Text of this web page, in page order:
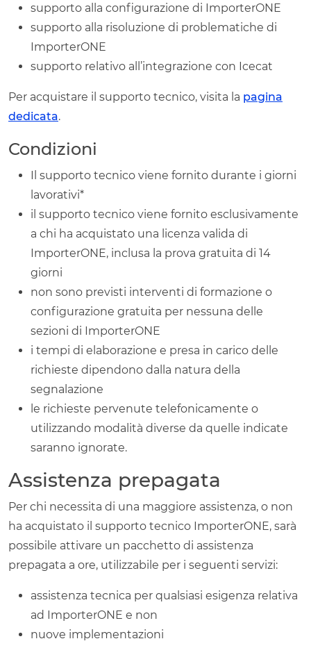
supporto alla configurazione di ImporterONE
supporto alla risoluzione di problematiche di
ImporterONE
supporto relativo all’integrazione con Icecat
Per acquistare il supporto tecnico, visita la pagina
dedicata.
Condizioni
Il supporto tecnico viene fornito durante i giorni
lavorativi*
il supporto tecnico viene fornito esclusivamente
a chi ha acquistato una licenza valida di
ImporterONE, inclusa la prova gratuita di 14
giorni
non sono previsti interventi di formazione o
configurazione gratuita per nessuna delle
sezioni di ImporterONE
i tempi di elaborazione e presa in carico delle
richieste dipendono dalla natura della
segnalazione
le richieste pervenute telefonicamente o
utilizzando modalità diverse da quelle indicate
saranno ignorate.
Assistenza prepagata
Per chi necessita di una maggiore assistenza, o non
ha acquistato il supporto tecnico ImporterONE, sarà
possibile attivare un pacchetto di assistenza
prepagata a ore, utilizzabile per i seguenti servizi:
assistenza tecnica per qualsiasi esigenza relativa
ad ImporterONE e non
nuove implementazioni